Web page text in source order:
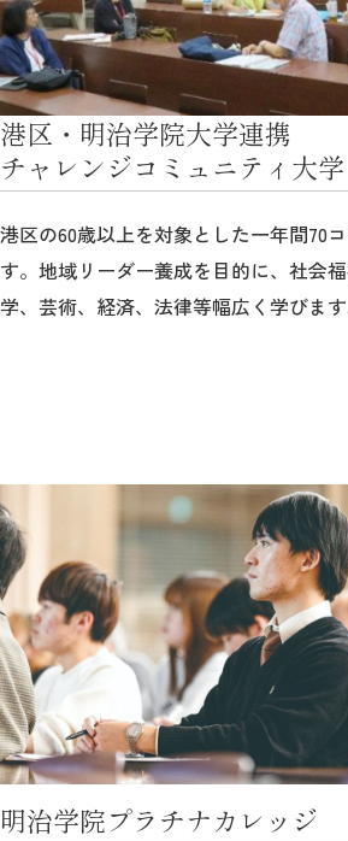
港区・明治学院大学連携
チャレンジコミュニティ大学
港区の60歳以上を対象とした一年間70
す。地域リーダー養成を目的に、社会
学、芸術、経済、法律等幅広く学びます
明治学院プラチナカレッジ